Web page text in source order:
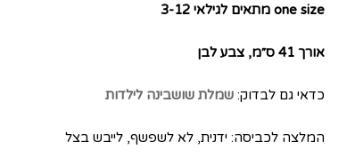
one size מתאים לגילאי 3-12
אורך 41 ס״מ, צבע לבן
כדאי גם לבדוק: שמלת שושבינה לילדות
המלצה לכביסה: ידנית, לא לשפשף, לייבש בצל